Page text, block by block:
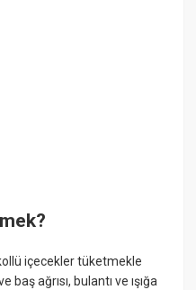
içecekler tüketmekle
ağrısı, bulantı ve ışığa